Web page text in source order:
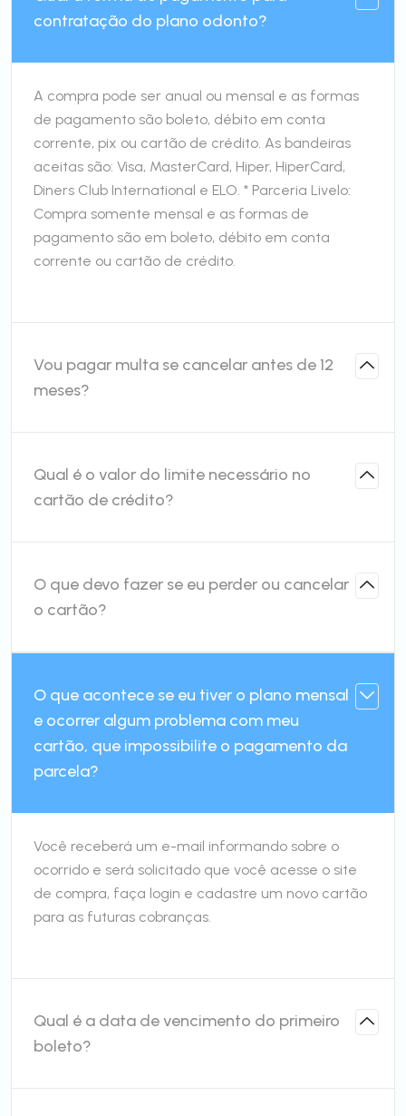
contratação do plano odonto?
A compra pode ser anual ou mensal e as formas
de pagamento são boleto, débito em conta
corrente, pix ou cartão de crédito. As bandeiras
aceitas são: Visa, MasterCard, Hiper, HiperCard,
Diners Club International e ELO. * Parceria Livelo:
Compra somente mensal e as formas de
pagamento são em boleto, débito em conta
corrente ou cartão de crédito.
Vou pagar multa se cancelar antes de 12
meses?
Qual é o valor do limite necessário no
cartão de crédito?
O que devo fazer se eu perder ou cancelar
o cartão?
O que acontece se eu tiver o plano mensal
e ocorrer algum problema com meu
cartão, que impossibilite o pagamento da
parcela?
Você receberá um e-mail informando sobre o
ocorrido e será solicitado que você acesse o site
de compra, faça login e cadastre um novo cartão
para as futuras cobranças.
Qual é a data de vencimento do primeiro
boleto?